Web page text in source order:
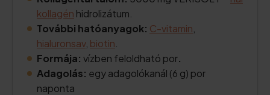
kollagén hidrolizátum.
További hatóanyagok: C-vitamin
hialuronsav, biotin
Formája: vízben feloldható por.
Adagolás: egy adagolókanál (6 g) por
naponta